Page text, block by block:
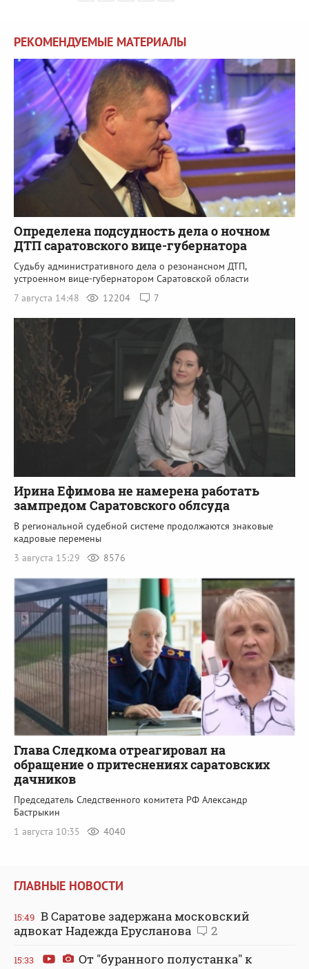
РЕКОМЕНДУЕМЫЕ МАТЕРИАЛЫ
Определена подсудность дела о ночном
ДТП саратовского вице-губернатора
Судьбу административного дела о резонансном ДТП,
устроенном вице-губернатором Саратовской области
7 августа 14:48
12204 7
Ирина Ефимова не намерена работать
зампредом Саратовского облсуда
В региональной судебной системе продолжаются знаковые
кадровые перемены
3 августа 15:29
8576
Глава Следкома отреагировал на
обращение о притеснениях саратовских
дачников
Председатель Следственного комитета РФ Александр
Бастрыкин
1 августа 10:35
4040
ГЛАВНЫЕ НОВОСТИ
15:49 В Саратове задержана московский
адвокат Надежда Ерусланова
2
15:33
От "буранного полустанка" к